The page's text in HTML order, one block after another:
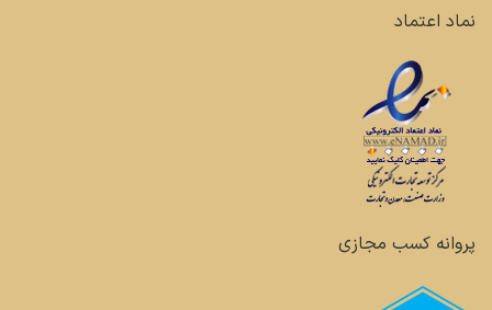
نماد اعتماد
پروانه کسب مجازی